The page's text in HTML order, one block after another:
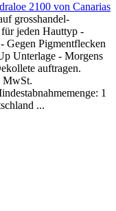
2100 von Canarias
grosshandel-
jeden Hauttyp -
Gegen Pigmentflecken
Unterlage - Morgens
auftragen.
MwSt.
1
...